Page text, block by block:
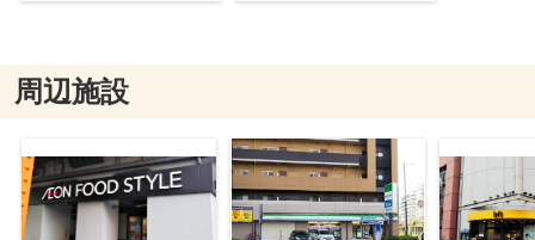
周辺施設